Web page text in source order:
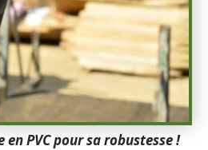
en PVC pour sa robustesse !